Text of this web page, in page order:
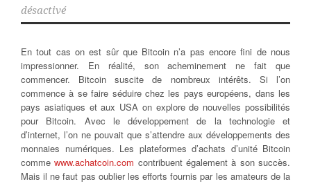
désactivé
En tout cas on est sûr que Bitcoin n’a pas encore fini de nous
impressionner. En réalité, son acheminement ne fait que
commencer. Bitcoin suscite de nombreux intérêts. Si l’on
commence à se faire séduire chez les pays européens, dans les
pays asiatiques et aux USA on explore de nouvelles possibilités
pour Bitcoin. Avec le développement de la technologie et
d’internet, l’on ne pouvait que s’attendre aux développements des
monnaies numériques. Les plateformes d’achats d’unité Bitcoin
commewww.achatcoin.com contribuent également à son succès.
Mais il ne faut pas oublier les efforts fournis par les amateurs de la